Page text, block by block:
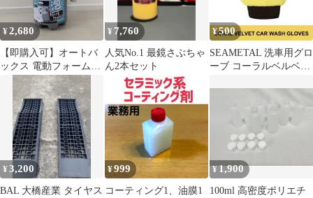
¥2,680
【即購入可】オートバ
ックス 電動フォームガ
ン 2.0L 洗車用
¥ 7,760
人気No.1 最鏡さぶちゃ
ん2本セット
¥500
SEAMETAL 洗車用グロ
ーブ コーラルベルベッ
¥3,200
BAL 大橋産業 タイヤス
¥999
コーティング1、油膜1
¥1,900
100ml 高密度ポリエチ